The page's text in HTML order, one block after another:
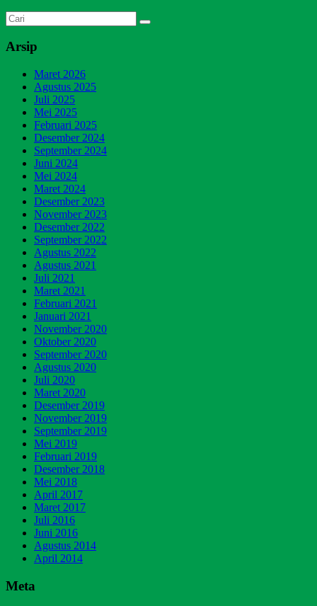
Arsip
Maret 2026
Agustus 2025
Juli 2025
Mei 2025
Februari 2025
Desember 2024
September 2024
Juni 2024
Mei 2024
Maret 2024
Desember 2023
November 2023
Desember 2022
September 2022
Agustus 2022
Agustus 2021
Juli 2021
Maret 2021
Februari 2021
Januari 2021
November 2020
Oktober 2020
September 2020
Agustus 2020
Juli 2020
Maret 2020
Desember 2019
November 2019
September 2019
Mei 2019
Februari 2019
Desember 2018
Mei 2018
April 2017
Maret 2017
Juli 2016
Juni 2016
Agustus 2014
April 2014
Meta